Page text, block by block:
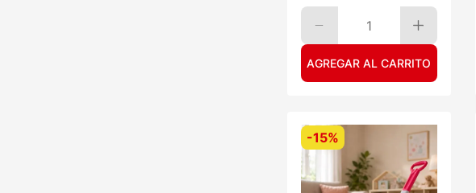
1
AGREGAR AL CARRITO
-15%